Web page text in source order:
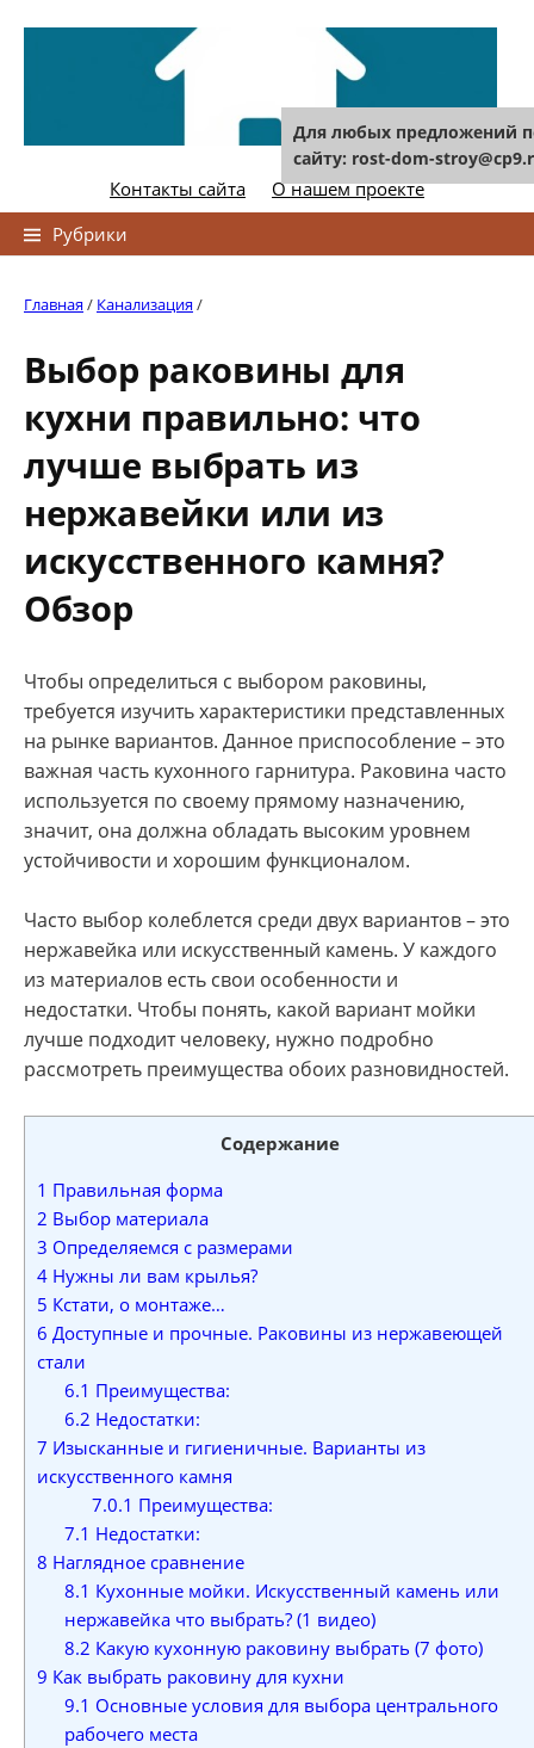
Контакты сайта
О нашем проекте
Рубрики
Главная/ Канализация/
Выбор раковины для
кухни правильно: что
лучше выбрать из
нержавейки или из
искусственного камня?
Обзор
Чтобы определиться с выбором раковины,
требуется изучить характеристики представленных
на рынке вариантов. Данное приспособление – это
важная часть кухонного гарнитура. Раковина часто
используется по своему прямому назначению,
значит, она должна обладать высоким уровнем
устойчивости и хорошим функционалом.
Часто выбор колеблется среди двух вариантов – это
нержавейка или искусственный камень. У каждого
из материалов есть свои особенности и
недостатки. Чтобы понять, какой вариант мойки
лучше подходит человеку, нужно подробно
рассмотреть преимущества обоих разновидностей.
Содержание
1 Правильная форма
2 Выбор материала
3 Определяемся с размерами
4 Нужны ли вам крылья?
5 Кстати, о монтаже…
6 Доступные и прочные. Раковины из нержавеющей
стали
6.1 Преимущества:
6.2 Недостатки:
7 Изысканные и гигиеничные. Варианты из
искусственного камня
7.0.1 Преимущества:
7.1 Недостатки:
8 Наглядное сравнение
8.1 Кухонные мойки. Искусственный камень или
нержавейка что выбрать? (1 видео)
8.2 Какую кухонную раковину выбрать (7 фото)
9 Как выбрать раковину для кухни
9.1 Основные условия для выбора центрального
рабочего места
Для любых предложений
сайту: rost-dom-